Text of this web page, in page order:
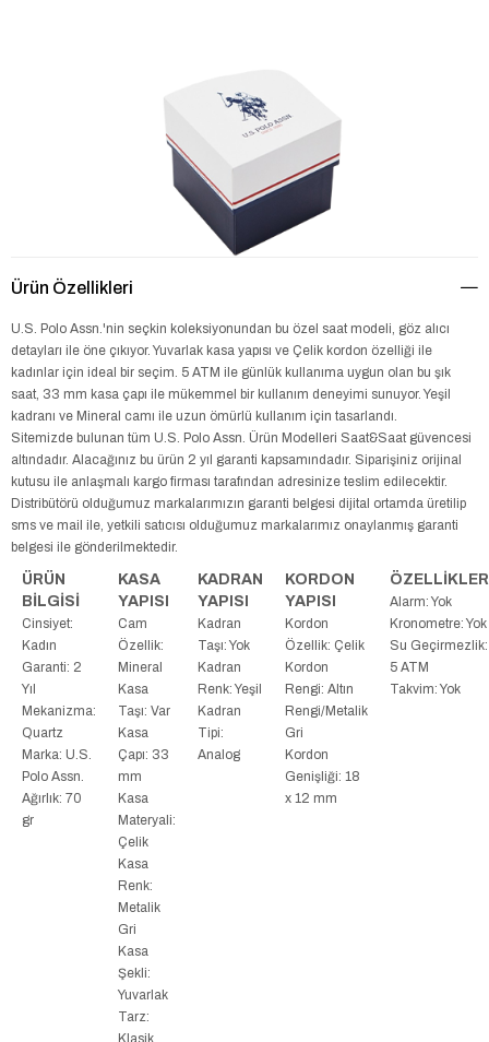
Ürün Özellikleri
U.S. Polo Assn.'nin seçkin koleksiyonundan bu özel saat modeli, göz alıcı
detayları ile öne çıkıyor. Yuvarlak kasa yapısı ve Çelik kordon özelliği ile
kadınlar için ideal bir seçim. 5 ATM ile günlük kullanıma uygun olan bu şık
saat, 33 mm kasa çapı ile mükemmel bir kullanım deneyimi sunuyor. Yeşil
kadranı ve Mineral camı ile uzun ömürlü kullanım için tasarlandı.
Sitemizde bulunan tüm U.S. Polo Assn. Ürün Modelleri Saat&Saat güvencesi
altındadır. Alacağınız bu ürün 2 yıl garanti kapsamındadır. Siparişiniz orijinal
kutusu ile anlaşmalı kargo firması tarafından adresinize teslim edilecektir.
Distribütörü olduğumuz markalarımızın garanti belgesi dijital ortamda üretilip
sms ve mail ile, yetkili satıcısı olduğumuz markalarımız onaylanmış garanti
belgesi ile gönderilmektedir.
ÜRÜN
BİLGİSİ
Cinsiyet:
Kadın
Garanti: 2
Yıl
Mekanizma:
Quartz
Marka: U.S.
Polo Assn.
Ağırlık: 70
gr
KASA
YAPISI
Cam
Özellik:
Mineral
Kasa
Taşı: Var
Kasa
Çapı: 33
mm
Kasa
Materyali:
Çelik
Kasa
Renk:
Metalik
Gri
Kasa
Şekli:
Yuvarlak
Tarz:
KADRAN
YAPISI
Kadran
Taşı: Yok
Kadran
Renk: Yeşil
Kadran
Tipi:
Analog
KORDON
YAPISI
Kordon
Özellik: Çelik
Kordon
Rengi: Altın
Rengi/Metalik
Gri
Kordon
Genişliği: 18
x 12 mm
ÖZELLİKLER
Alarm: Yok
Kronometre: Yok
Su Geçirmezlik:
5 ATM
Takvim: Yok